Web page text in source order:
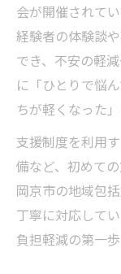
介護サ
長岡京市な
介護負
利用し
家族の
相談しやす
は
会が開催されて
経験者の体験談
でき、不安の軽
に「ひとりで悩
ちが軽くなった
支援制度を利用
備など、初めて
岡京市の地域包
丁寧に対応して
負担軽減の第一歩